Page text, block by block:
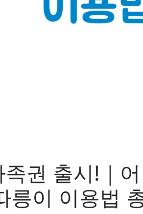
권 출시!｜
릉이 이용법